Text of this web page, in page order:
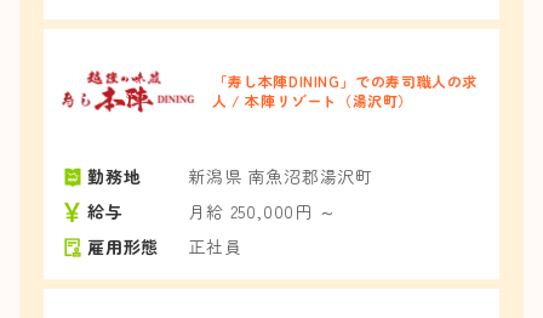
「寿し本陣DINING」での寿司職人の求
人 / 本陣リゾート（湯沢町）
勤務地
新潟県 南魚沼郡湯沢町
給与
月給 250,000円 ～
雇用形態
正社員